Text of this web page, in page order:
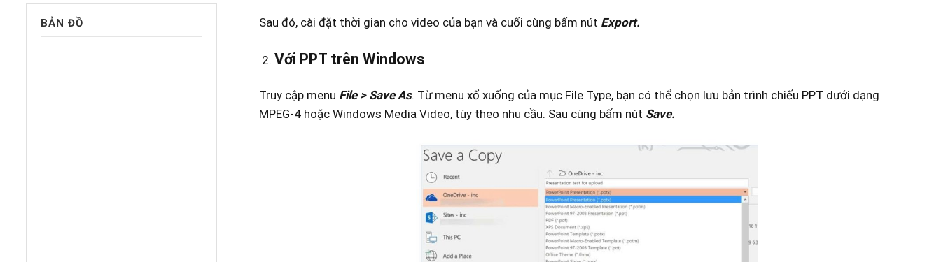
BẢN ĐỒ Sau đó, cài đặt thời gian cho video của bạn và cuối cùng bấm nút Export.
Với PPT trên Windows
Truy cập menu File > Save As. Từ menu xổ xuống của mục File Type, bạn có thể chọn lưu bản trình chiếu PPT dưới dạng
MPEG-4 hoặc Windows Media Video, tùy theo nhu cầu. Sau cùng bấm nút Save.